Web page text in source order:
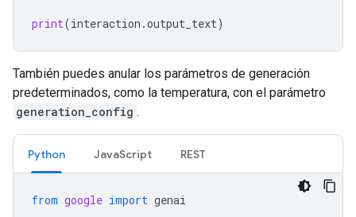
print(interaction .output_text)
También puedes anular los parámetros de generación
predeterminados, como la temperatura, con el parámetro
generation_config .
Python JavaScript REST
from google import genai